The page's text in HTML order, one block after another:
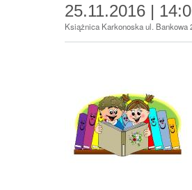
25.11.2016 |
Książnica Karkonoska ul. Bankowa